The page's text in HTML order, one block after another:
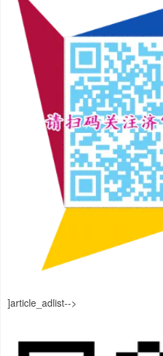
]article_adlist-->